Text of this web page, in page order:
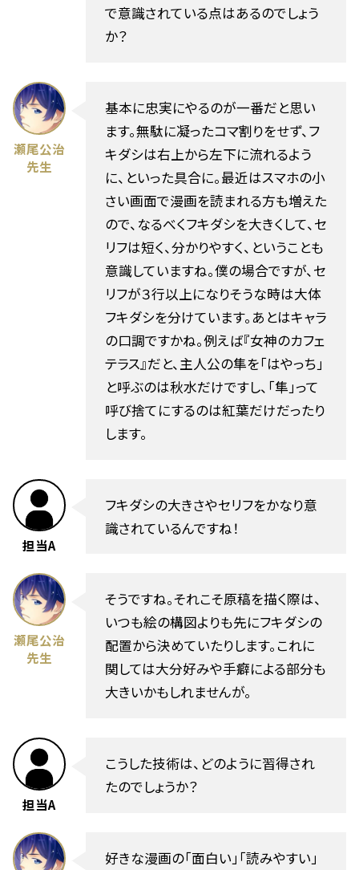
で意識されている点はあるのでしょう
か？
瀬尾公治
先生
基本に忠実にやるのが一番だと思い
ます。無駄に凝ったコマ割りをせず、フ
キダシは右上から左下に流れるよう
に、といった具合に。最近はスマホの小
さい画面で漫画を読まれる方も増えた
ので、なるべくフキダシを大きくして、セ
リフは短く、分かりやすく、ということも
意識していますね。僕の場合ですが、セ
リフが３行以上になりそうな時は大体
フキダシを分けています。あとはキャラ
の口調ですかね。例えば『女神のカフェ
テラス』だと、主人公の隼を「はやっち」
と呼ぶのは秋水だけですし、「隼」って
呼び捨てにするのは紅葉だけだったり
します。
担当A
フキダシの大きさやセリフをかなり意
識されているんですね！
瀬尾公治
先生
そうですね。それこそ原稿を描く際は、
いつも絵の構図よりも先にフキダシの
配置から決めていたりします。これに
関しては大分好みや手癖による部分も
大きいかもしれませんが。
担当A
こうした技術は、どのように習得され
たのでしょうか？
好きな漫画の「面白い」「読みやすい」